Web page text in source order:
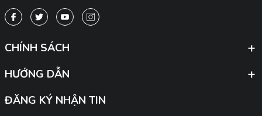
CHÍNH SÁCH
HƯỚNG DẪN
ĐĂNG KÝ NHẬN TIN